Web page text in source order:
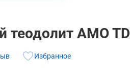
теодолит AMO
Избранное